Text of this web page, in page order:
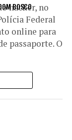
BOSCO
hacker, no
Federal
online para
passaporte. O